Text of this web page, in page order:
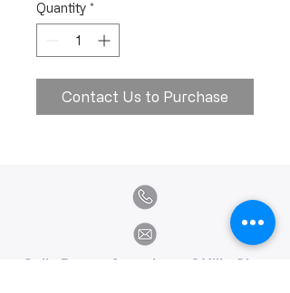
Quantity *
Contact Us to Purchase
Calle Ramon Asensio no. 3 Villa Olga